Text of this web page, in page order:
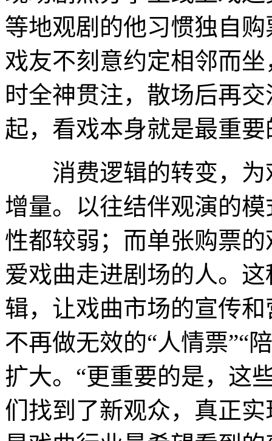
等地观剧的他习惯独自
戏友不刻意约定相邻而
时全神贯注，散场后再
起，看戏本身就是最重要
消费逻辑的转变，为
增量。以往结伴观演的
性都较弱；而单张购票
爱戏曲走进剧场的人。
辑，让戏曲市场的宣传
不再做无效的“人情票”“
扩大。“更重要的是，这
们找到了新观众，真正